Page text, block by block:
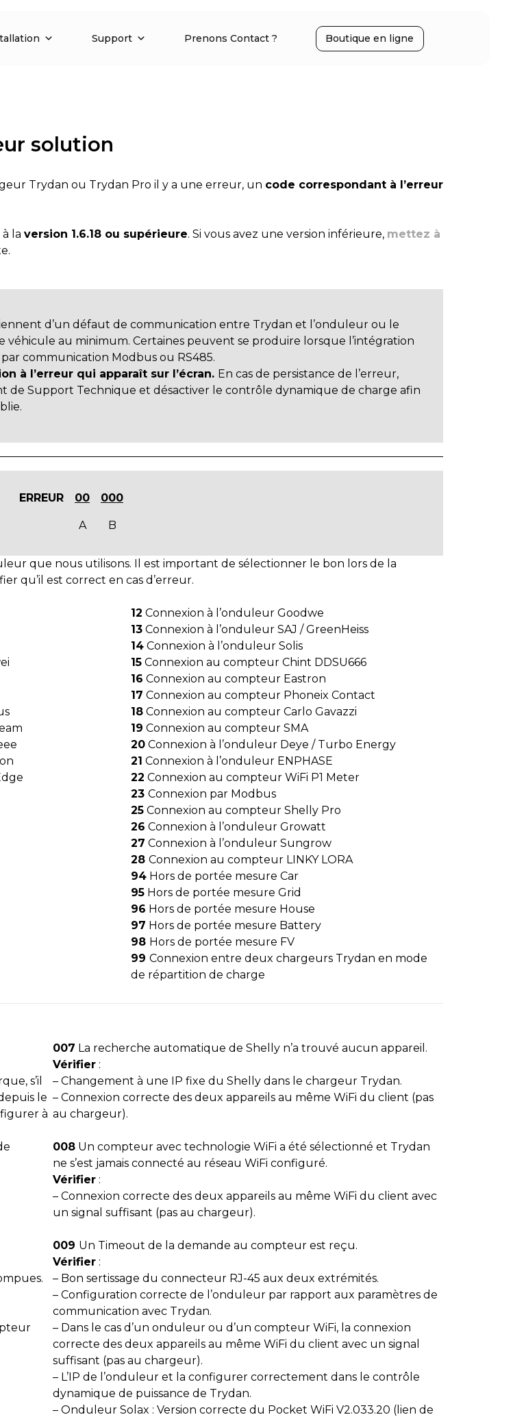
Support Prenons Contact ? Boutique en ligne
solution
Trydan ou Trydan Pro il y a une erreur, un code correspondant à l’erreur
la version 1.6.18 ou supérieure. Si vous avez une version inférieure, mettez à
d’un défaut de communication entre Trydan et l’onduleur ou le
au minimum. Certaines peuvent se produire lorsque l’intégration
communication Modbus ou RS485.
à l’erreur qui apparaît sur l’écran. En cas de persistance de l’erreur,
de Support Technique et désactiver le contrôle dynamique de charge afin
ERREUR 00 000
A B
que nous utilisons. Il est important de sélectionner le bon lors de la
qu’il est correct en cas d’erreur.
12 Connexion à l’onduleur Goodwe
13 Connexion à l’onduleur SAJ / GreenHeiss
14 Connexion à l’onduleur Solis
15 Connexion au compteur Chint DDSU666
16 Connexion au compteur Eastron
17 Connexion au compteur Phoneix Contact
18 Connexion au compteur Carlo Gavazzi
19 Connexion au compteur SMA
20 Connexion à l’onduleur Deye / Turbo Energy
21 Connexion à l’onduleur ENPHASE
22 Connexion au compteur WiFi P1 Meter
23 Connexion par Modbus
25 Connexion au compteur Shelly Pro
26 Connexion à l’onduleur Growatt
27 Connexion à l’onduleur Sungrow
28 Connexion au compteur LINKY LORA
94 Hors de portée mesure Car
95 Hors de portée mesure Grid
96 Hors de portée mesure House
97 Hors de portée mesure Battery
98 Hors de portée mesure FV
99 Connexion entre deux chargeurs Trydan en mode
de répartition de charge
s’il
le
à
007 La recherche automatique de Shelly n’a trouvé aucun appareil.
Vérifier :
– Changement à une IP fixe du Shelly dans le chargeur Trydan.
– Connexion correcte des deux appareils au même WiFi du client (pas
au chargeur).
008 Un compteur avec technologie WiFi a été sélectionné et Trydan
ne s’est jamais connecté au réseau WiFi configuré.
Vérifier :
– Connexion correcte des deux appareils au même WiFi du client avec
un signal suffisant (pas au chargeur).
009 Un Timeout de la demande au compteur est reçu.
Vérifier :
– Bon sertissage du connecteur RJ-45 aux deux extrémités.
– Configuration correcte de l’onduleur par rapport aux paramètres de
communication avec Trydan.
– Dans le cas d’un onduleur ou d’un compteur WiFi, la connexion
correcte des deux appareils au même WiFi du client avec un signal
suffisant (pas au chargeur).
– L’IP de l’onduleur et la configurer correctement dans le contrôle
dynamique de puissance de Trydan.
– Onduleur Solax : Version correcte du Pocket WiFi V2.033.20 (lien de